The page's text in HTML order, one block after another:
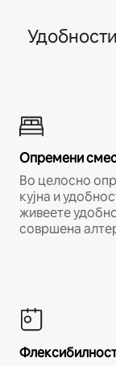
Опремени
Во целосно
кујна и
живеете
совршена